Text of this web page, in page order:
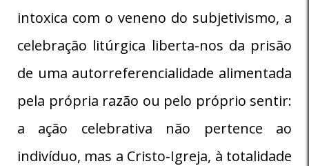
intoxica com o veneno do subjetivismo, a
celebração litúrgica liberta-nos da prisão
de uma autorreferencialidade alimentada
pela própria razão ou pelo próprio sentir:
a ação celebrativa não pertence ao
indivíduo, mas a Cristo-Igreja, à totalidade